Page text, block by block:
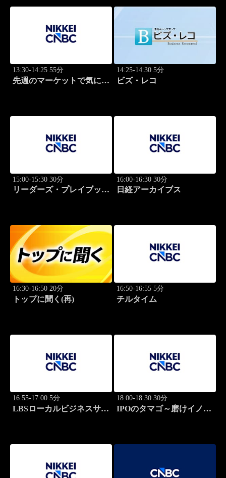
13:30-14:25 55分
先週のマーケットで気にな
14:25-14:30 5分
ビズ・レコ
15:00-15:30 30分
リーダーズ・プレイブック
16:00-16:30 30分
日経アーカイブス
16:30-16:50 20分
トップに聞く(再)
16:50-16:55 5分
チルタイム
16:55-17:00 5分
LBSローカルビジネスサテ
18:00-18:30 30分
IPOのタマゴ～磨けイノベ